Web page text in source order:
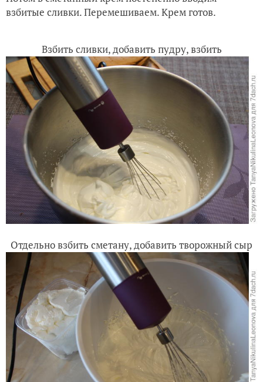
взбитые сливки. Перемешиваем. Крем готов.
Взбить сливки, добавить пудру, взбить
Отдельно взбить сметану, добавить творожный сыр